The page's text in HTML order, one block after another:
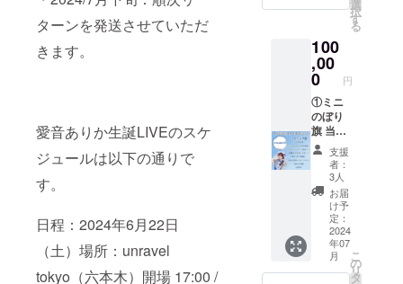
ターンを発送させていただ
きます。
愛音ありか生誕LIVEのスケ
ジュールは以下の通りで
す。
日程：2024年6月22日
（土）場所：unravel
tokyo（六本木）開場 17:00 /
直筆サ
イン入
れたも
のをご
自宅へ
郵送さ
せてい
ただき
ます。
②フラ
ワース
タンド
への名
前掲載
当日会
場にあ
るフラ
援者様
前
（ニッ
クネー
ム可）
を掲載
させて
いただ
きま
す。 お
名前は
愛音あ
りかの
直筆で
入れさ
せてい
ただき
ます。
選
択
す
る
100
,00
0 円
①ミニ
のぼり
旗 当日
の装飾
に使用
するミ
ニのぼ
り旗を
作成い
たしま
す。 ミ
ニのぼ
り旗に
支援
者：
3人
お届
け予
定：
2024
年07
月
こ
の
リ
タ